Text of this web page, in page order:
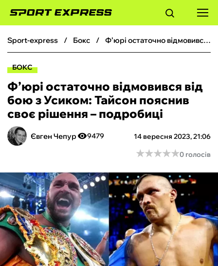
ФУТБОЛ
БОКС
ХОКЕЙ
КІБЕРСПОРТ
ЧС-2026
ФУТЗАЛ
ІНШІ
sport-express бокс Ф’юрі остаточно відмовився від бою з Усиком: Тайсон пояснив своє рішення – подробиці
БОКС
Ф’юрі остаточно відмовився від
бою з Усиком: Тайсон пояснив
своє рішення – подробиці
Євген Чепур 14 вересня 2023, 21:06
9479
★★★★★
★★★★★0 голосів